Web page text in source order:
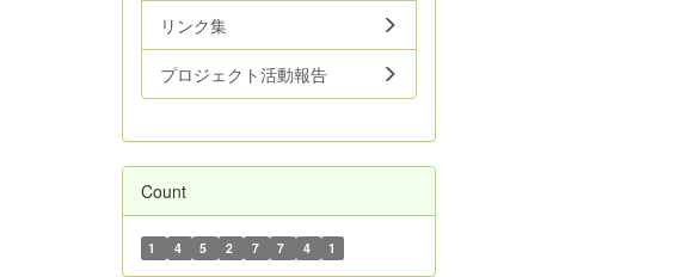
リンク集
プロジェクト活動報告
Count
1 4 5 2 7 7 4 1